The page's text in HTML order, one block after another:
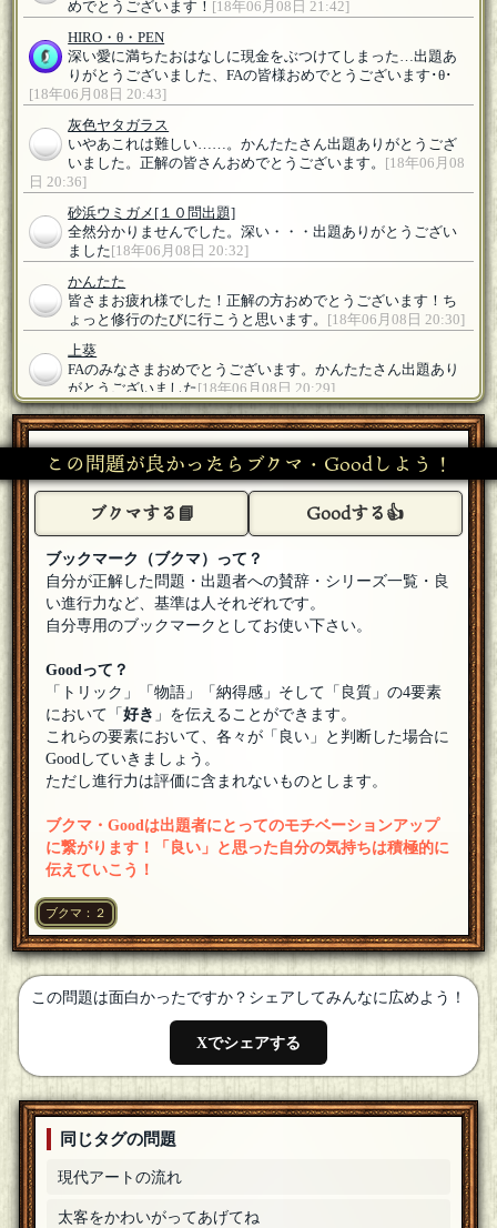
めでとうございます！ [18年06月08日 21:42]
HIRO・θ・PEN
深い愛に満ちたおはなしに現金をぶつけてしまった…出題あ
りがとうございました、FAの皆様おめでとうございます･θ･
[18年06月08日 20:43]
灰色ヤタガラス
いやあこれは難しい……。かんたたさん出題ありがとうござ
いました。正解の皆さんおめでとうございます。
[18年06月08
日 20:36]
砂浜ウミガメ [１０問出題]
全然分かりませんでした。深い・・・出題ありがとうござい
ました [18年06月08日 20:32]
かんたた
皆さまお疲れ様でした！正解の方おめでとうございます！ち
ょっと修行のたびに行こうと思います。
[18年06月08日 20:30]
上葵
FAのみなさまおめでとうございます。かんたたさん出題あり
がとうございました[18年06月08日 20:29]
砂浜ウミガメ[１０問出題]
そうなのですか・・・！(；ﾟДﾟ)[18年06月08日 20:18]
rubeeru[１問正解]
お手上げです
5 「あなたは私に会えたことがうれしい」というような意味
に再変換されましたので正解です。[18年06月08日 20:05]
御種
望外の結果でございます。[18年06月08日 20:02]
たらい
参加します
[18年06月08日 20:02]
かんたた
御種さんの回答は翻訳したらたまたま正解になったというパ
ターンな気がします。[18年06月08日 19:50]
⇐御種さんの回答を見て、そういうことか！？と驚いたおバ
カ（タイトルに書いてあるのに・・・）[18年06月08日 19:45]
rubeeru[１問正解]
参加しやす
灰色ヤタガラス
参加してみます。[18年06月08日 19:30]
上葵
参加させていただきます[18年06月08日 19:30]
参加してみます…･θ･[18年06月08日 19:29]
参加します。[18年06月08日 19:24]
砂浜ウミガメ[１０問出題]
この問題が良かったらブクマ・Goodしよう！
ブクマする📘 Goodする👍
ブックマーク（ブクマ）って？
自分が正解した問題・出題者への賛辞・シリーズ一覧・良
い進行力など、基準は人それぞれです。
自分専用のブックマークとしてお使い下さい。
Goodって？
「トリック」「物語」「納得感」そして「良質」の4要素
において「好き 」を伝えることができます。
これらの要素において、各々が「良い」と判断した場合に
Goodしていきましょう。
ただし進行力は評価に含まれないものとします。
ブクマ・Goodは出題者にとってのモチベーションアップ
に繋がります！「良い」と思った自分の気持ちは積極的に
伝えていこう！
ブクマ：２
この問題は面白かったですか？シェアしてみんなに広めよう！
Xでシェアする
同じタグの問題
現代アートの流れ
太客をかわいがってあげてね